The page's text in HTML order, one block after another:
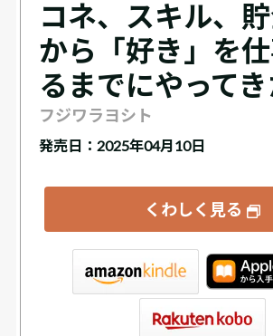
コネ、スキル、
から「好き」を
るまでにやって
フジワラヨシト
発売日：2025年04月10日
くわしく見る